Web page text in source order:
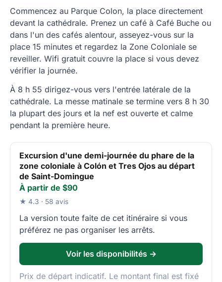
Commencez au Parque Colon, la place directement
devant la cathédrale. Prenez un café à Café Buche ou
dans l'un des cafés alentour, asseyez-vous sur la
place 15 minutes et regardez la Zone Coloniale se
reveiller. Wifi gratuit couvre la place si vous devez
vérifier la journée.
À 8 h 55 dirigez-vous vers l'entrée latérale de la
cathédrale. La messe matinale se termine vers 8 h 30
la plupart des jours et la nef est ouverte et calme
pendant la première heure.
Excursion d'une demi-journée du phare de la
zone coloniale à Colón et Tres Ojos au départ
de Saint-Domingue
À partir de $90
★ 4.3 · 58 avis
La version toute faite de cet itinéraire si vous
préférez ne pas organiser les arrêts.
Voir les disponibilités →
Prix de départ indicatif. Le montant final est fixé